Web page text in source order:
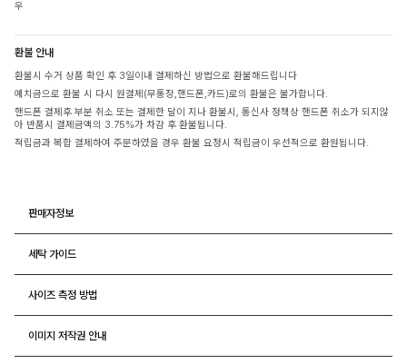
우
환불 안내
환불시 수거 상품 확인 후 3일이내 결제하신 방법으로 환불해드립니다
예치금으로 환불 시 다시 원결제(무통장,핸드폰,카드)로의 환불은 불가합니다.
핸드폰 결제후 부분 취소 또는 결제한 달이 지나 환불시, 통신사 정책상 핸드폰 취소가 되지않
아 반품시 결제금액의 3.75%가 차감 후 환불됩니다.
적립금과 복합 결제하여 주문하였을 경우 환불 요청시 적립금이 우선적으로 환원됩니다.
판매자정보
세탁 가이드
사이즈 측정 방법
이미지 저작권 안내